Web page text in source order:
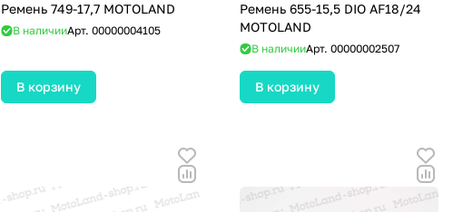
Ремень 749-17,7 MOTOLAND
В наличииАрт. 00000004105
В корзину
Ремень 655-15,5 DIO AF18/24
MOTOLAND
В наличииАрт. 00000002507
В корзину